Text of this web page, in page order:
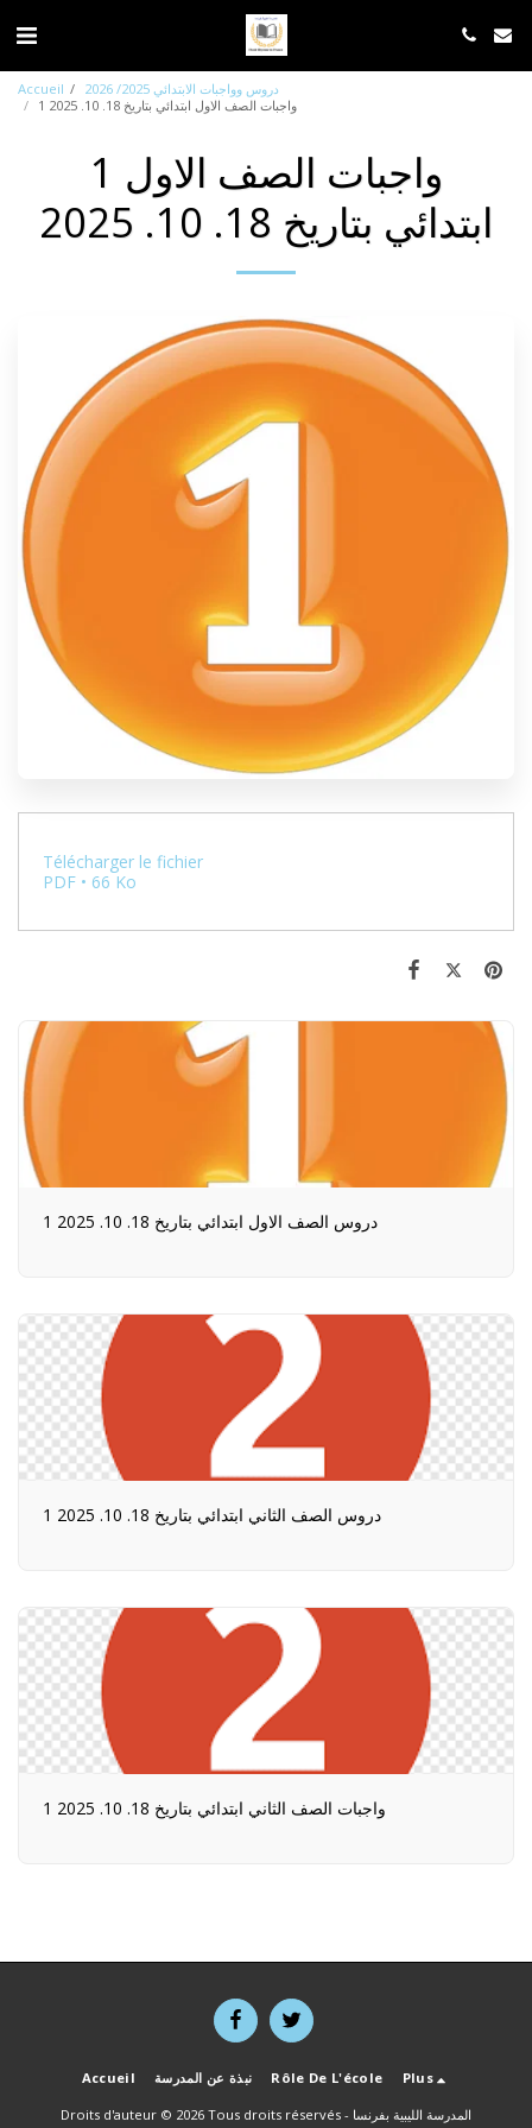
Accueil
دروس وواجبات الابتدائي 2025/ 2026
1 واجبات الصف الاول ابتدائي بتاريخ 18. 10. 2025
1 واجبات الصف الاول
ابتدائي بتاريخ 18. 10. 2025
Télécharger le fichier
PDF • 66 Ko
1 دروس الصف الاول ابتدائي بتاريخ 18. 10. 2025
1 دروس الصف الثاني ابتدائي بتاريخ 18. 10. 2025
1 واجبات الصف الثاني ابتدائي بتاريخ 18. 10. 2025
Accueil نبذة عن المدرسة Rôle De L'école Plus
Droits d'auteur © 2026 Tous droits réservés - المدرسة الليبية بفرنسا